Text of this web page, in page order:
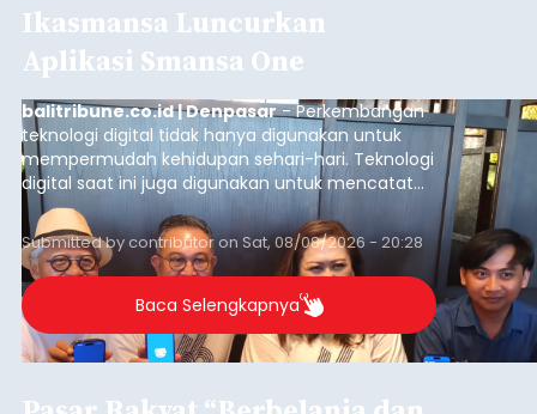
Ikasmansa Luncurkan
Aplikasi Smansa One
balitribune.co.id | Denpasar- Perkembangan
teknologi digital tidak hanya digunakan untuk
mempermudah kehidupan sehari-hari. Teknologi
digital saat ini juga digunakan untuk mencatat
dan mengelola data base alumni dari suatu
sekolah, salah satunya adalah alumni SMA 1
Denpasar.
Submitted bycontributoron Sat, 08/08/2026 - 20:28
Baca Selengkapnya